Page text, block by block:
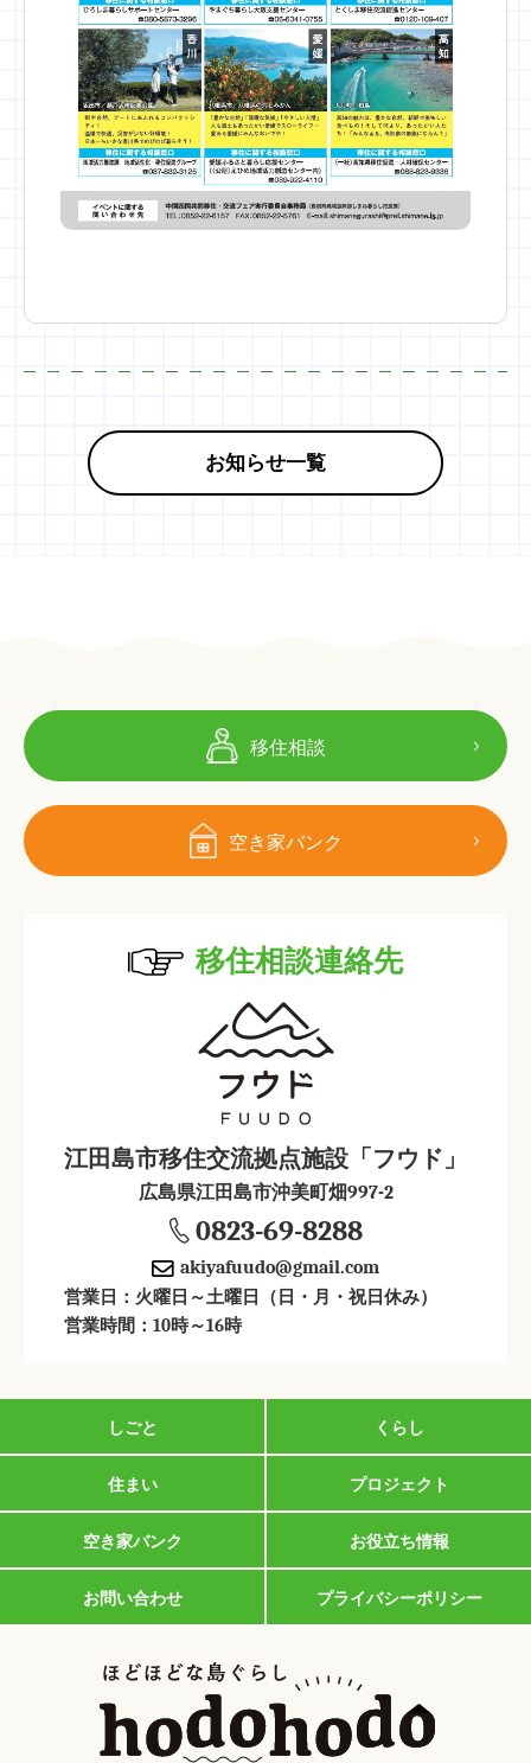
お知らせ一覧
移住相談
空き家バンク
移住相談連絡先
江田島市移住交流拠点施設「フウド」
広島県江田島市沖美町畑997-2
0823-69-8288
akiyafuudo@gmail.com
営業日：火曜日～土曜日（日・月・祝日休み）
営業時間：10時～16時
しごと くらし
住まい プロジェクト
空き家バンク お役立ち情報
お問い合わせ プライバシーポリシー